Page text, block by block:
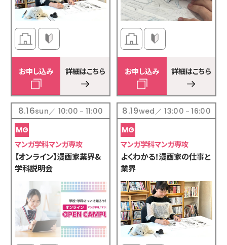
お申し込み 詳細はこちら お申し込み 詳細はこちら
8.16sun／ 10:00－11:00
マンガ学科マンガ専攻
【オンライン】漫画家業界&
学科説明会
8.19wed／ 13:00－16:00
マンガ学科マンガ専攻
よくわかる！漫画家の仕事と
業界